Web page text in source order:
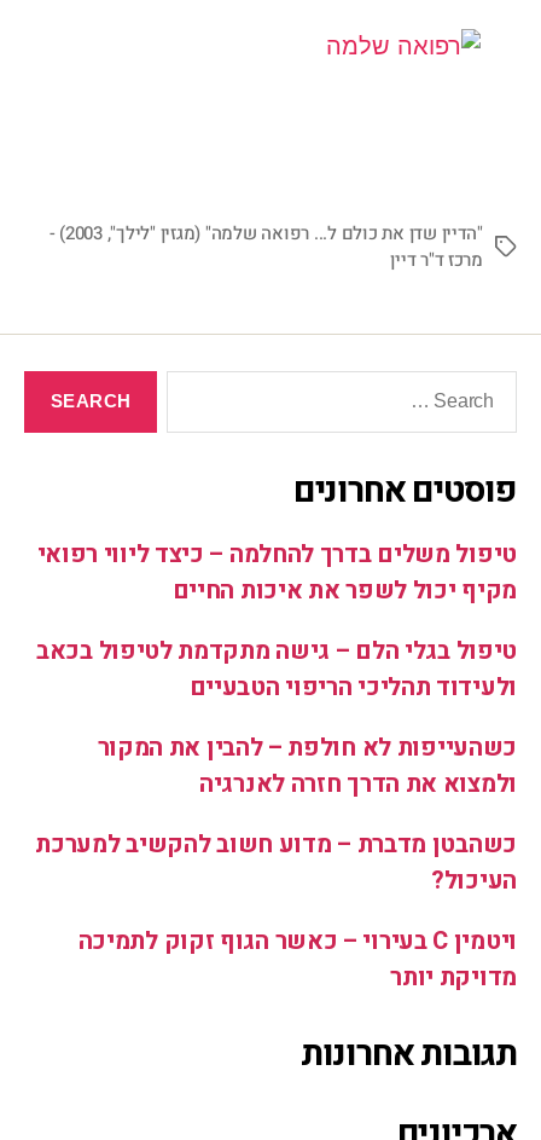
"הדיין שדן את כולם ל... רפואה שלמה" (מגזין "לילך",
2003) -
מרכז ד"ר דיין
פוסטים אחרונים
טיפול משלים בדרך להחלמה – כיצד ליווי רפואי
מקיף יכול לשפר את איכות החיים
טיפול בגלי הלם – גישה מתקדמת לטיפול בכאב
ולעידוד תהליכי הריפוי הטבעיים
כשהעייפות לא חולפת – להבין את המקור
ולמצוא את הדרך חזרה לאנרגיה
כשהבטן מדברת – מדוע חשוב להקשיב למערכת
העיכול?
ויטמין C בעירוי – כאשר הגוף זקוק לתמיכה
מדויקת יותר
תגובות אחרונות